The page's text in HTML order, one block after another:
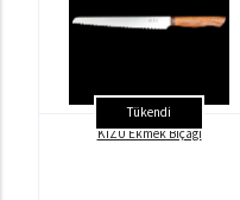
Tükendi
KİZU Ekmek Bıçağı